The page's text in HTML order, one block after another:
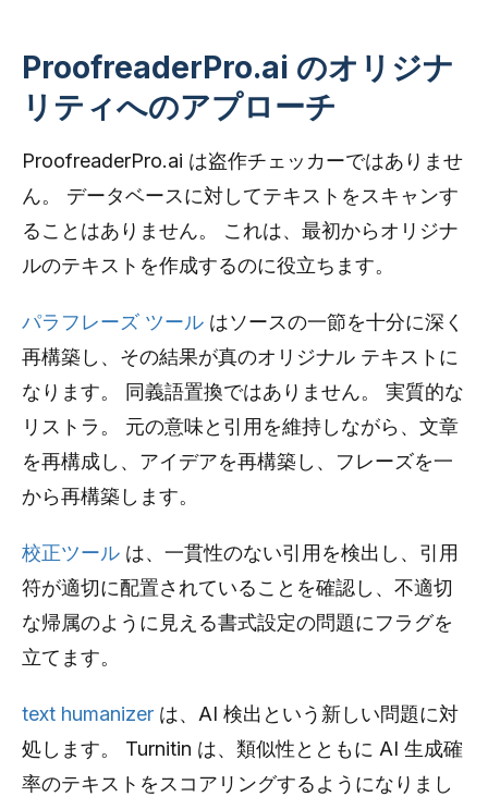
ProofreaderPro.ai のオリジナ
リティへのアプローチ
ProofreaderPro.ai は盗作チェッカーではありませ
ん。 データベースに対してテキストをスキャンす
ることはありません。 これは、最初からオリジナ
ルのテキストを作成するのに役立ちます。
パラフレーズ ツール はソースの一節を十分に深く
再構築し、その結果が真のオリジナル テキストに
なります。 同義語置換ではありません。 実質的な
リストラ。 元の意味と引用を維持しながら、文章
を再構成し、アイデアを再構築し、フレーズを一
から再構築します。
校正ツール は、一貫性のない引用を検出し、引用
符が適切に配置されていることを確認し、不適切
な帰属のように見える書式設定の問題にフラグを
立てます。
text humanizer は、AI 検出という新しい問題に対
処します。 Turnitin は、類似性とともに AI 生成確
率のテキストをスコアリングするようになりまし